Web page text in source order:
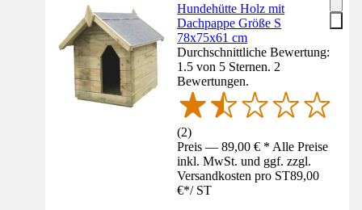
Hundehütte Holz mit
Dachpappe Größe S
78x75x61 cm
Durchschnittliche Bewertung:
1.5 von 5 Sternen. 2
Bewertungen.
(2)
Preis — 89,00 € * Alle Preise
inkl. MwSt. und ggf. zzgl.
Versandkosten pro ST89,00
€*/ ST